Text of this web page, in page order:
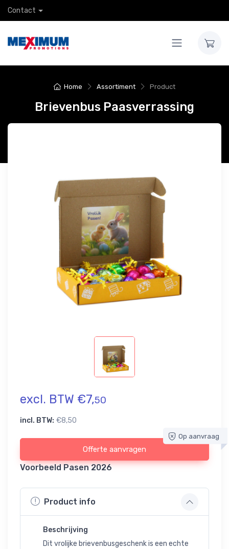
Contact
Home Assortiment Product
Brievenbus Paasverrassing
excl. BTW €7,50
incl. BTW: €8,50
Op aanvraag
Offerte aanvragen
Voorbeeld Pasen 2026
Product info
Beschrijving
Dit vrolijke brievenbusgeschenk is een echte